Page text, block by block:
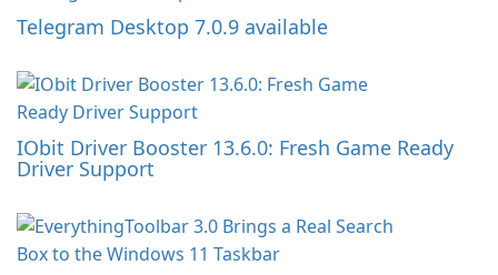
Telegram Desktop 7.0.9 available
IObit Driver Booster 13.6.0: Fresh Game Ready
Driver Support